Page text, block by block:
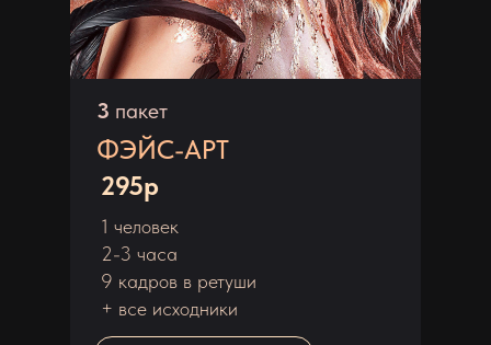
295р
ФЭЙС-АРТ
3 пакет
1 человек
2-3 часа
9 кадров в ретуши
+ все исходники